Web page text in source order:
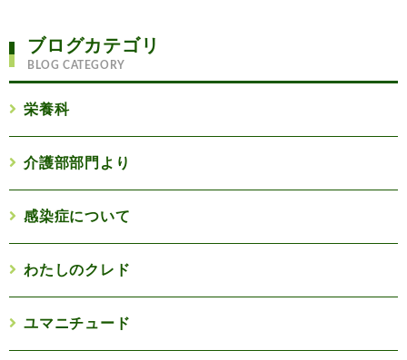
ブログカテゴリ
BLOG CATEGORY
栄養科
介護部部門より
感染症について
わたしのクレド
ユマニチュード